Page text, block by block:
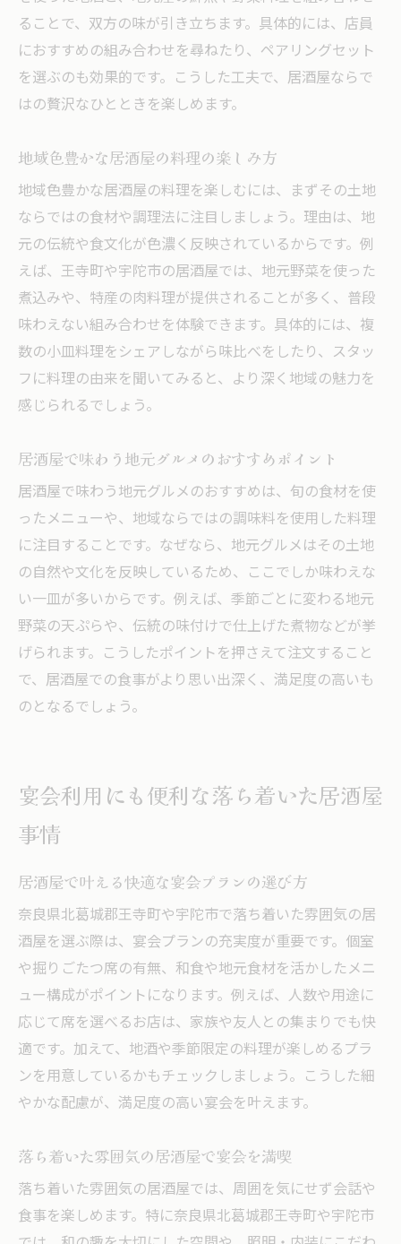
ることで、双方の味が引き立ちます。具体的には、店員
におすすめの組み合わせを尋ねたり、ペアリングセット
を選ぶのも効果的です。こうした工夫で、居酒屋ならで
はの贅沢なひとときを楽しめます。
地域色豊かな居酒屋の料理の楽しみ方
地域色豊かな居酒屋の料理を楽しむには、まずその土地
ならではの食材や調理法に注目しましょう。理由は、地
元の伝統や食文化が色濃く反映されているからです。例
えば、王寺町や宇陀市の居酒屋では、地元野菜を使った
煮込みや、特産の肉料理が提供されることが多く、普段
味わえない組み合わせを体験できます。具体的には、複
数の小皿料理をシェアしながら味比べをしたり、スタッ
フに料理の由来を聞いてみると、より深く地域の魅力を
感じられるでしょう。
居酒屋で味わう地元グルメのおすすめポイント
居酒屋で味わう地元グルメのおすすめは、旬の食材を使
ったメニューや、地域ならではの調味料を使用した料理
に注目することです。なぜなら、地元グルメはその土地
の自然や文化を反映しているため、ここでしか味わえな
い一皿が多いからです。例えば、季節ごとに変わる地元
野菜の天ぷらや、伝統の味付けで仕上げた煮物などが挙
げられます。こうしたポイントを押さえて注文すること
で、居酒屋での食事がより思い出深く、満足度の高いも
のとなるでしょう。
宴会利用にも便利な落ち着いた居酒屋
事情
居酒屋で叶える快適な宴会プランの選び方
奈良県北葛城郡王寺町や宇陀市で落ち着いた雰囲気の居
酒屋を選ぶ際は、宴会プランの充実度が重要です。個室
や掘りごたつ席の有無、和食や地元食材を活かしたメニ
ュー構成がポイントになります。例えば、人数や用途に
応じて席を選べるお店は、家族や友人との集まりでも快
適です。加えて、地酒や季節限定の料理が楽しめるプラ
ンを用意しているかもチェックしましょう。こうした細
やかな配慮が、満足度の高い宴会を叶えます。
落ち着いた雰囲気の居酒屋で宴会を満喫
落ち着いた雰囲気の居酒屋では、周囲を気にせず会話や
食事を楽しめます。特に奈良県北葛城郡王寺町や宇陀市